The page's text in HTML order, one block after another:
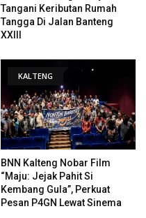
Tangani Keributan Rumah
Tangga Di Jalan Banteng
XXIII
KALTENG
BNN Kalteng Nobar Film
“Maju: Jejak Pahit Si
Kembang Gula”, Perkuat
Pesan P4GN Lewat Sinema